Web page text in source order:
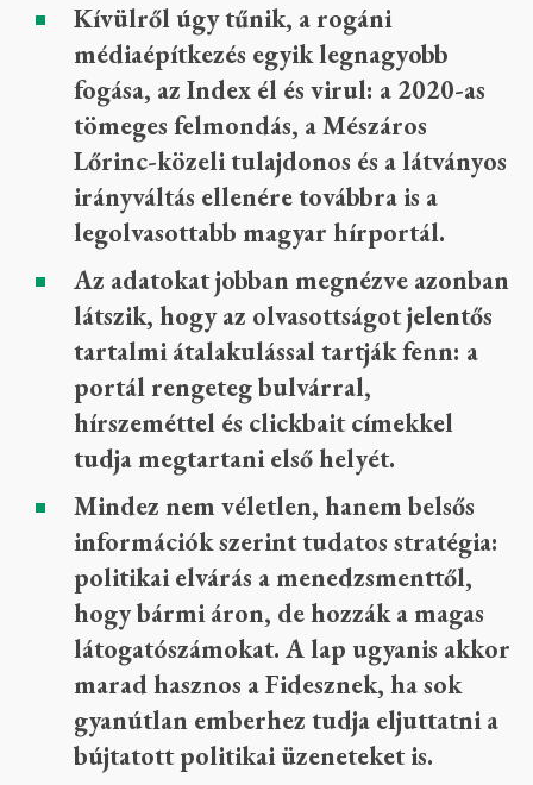
Kívülről úgy tűnik, a rogáni
médiaépítkezés egyik legnagyobb
fogása, az Index él és virul: a 2020-as
tömeges felmondás, a Mészáros
Lőrinc-közeli tulajdonos és a látványos
irányváltás ellenére továbbra is a
legolvasottabb magyar hírportál.
Az adatokat jobban megnézve azonban
látszik, hogy az olvasottságot jelentős
tartalmi átalakulással tartják fenn: a
portál rengeteg bulvárral,
hírszeméttel és clickbait címekkel
tudja megtartani első helyét.
Mindez nem véletlen, hanem belsős
információk szerint tudatos stratégia:
politikai elvárás a menedzsmenttől,
hogy bármi áron, de hozzák a magas
látogatószámokat. A lap ugyanis akkor
marad hasznos a Fidesznek, ha sok
gyanútlan emberhez tudja eljuttatni a
bújtatott politikai üzeneteket is.